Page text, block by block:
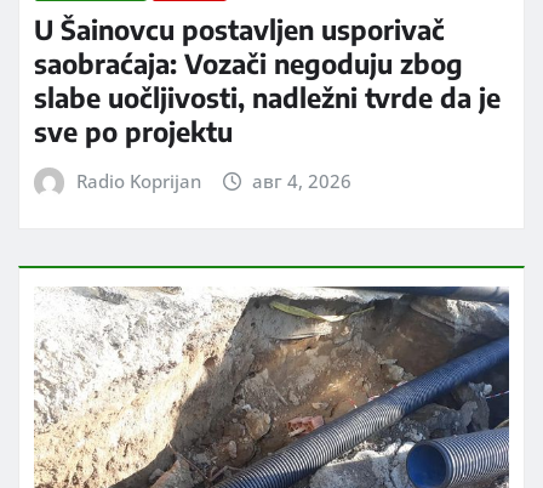
U Šainovcu postavljen usporivač
saobraćaja: Vozači negoduju zbog
slabe uočljivosti, nadležni tvrde da je
sve po projektu
Radio Koprijan авг 4, 2026